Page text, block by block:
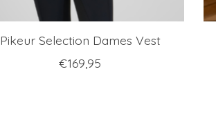
Pikeur Selection Dames Vest
€169,95